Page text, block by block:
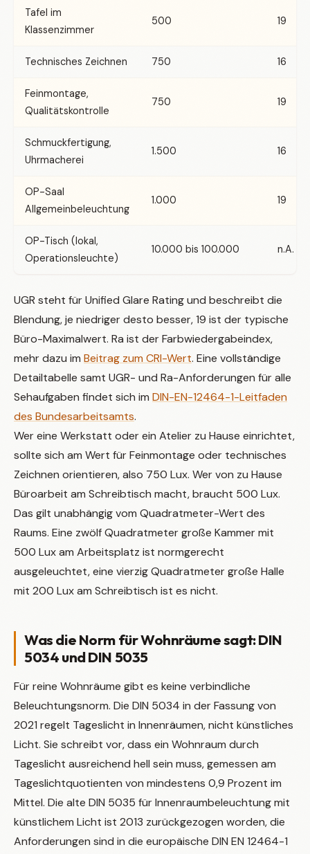
Tafel im
Klassenzimmer
500 19
Technisches Zeichnen 750 16
Feinmontage,
Qualitätskontrolle
750 19
Schmuckfertigung,
Uhrmacherei
1.500 16
OP-Saal
Allgemeinbeleuchtung
1.000 19
OP-Tisch (lokal,
Operationsleuchte)
10.000 bis 100.000 n.A.
UGR steht für Unified Glare Rating und beschreibt die
Blendung, je niedriger desto besser, 19 ist der typische
Büro-Maximalwert. Ra ist der Farbwiedergabeindex,
mehr dazu im Beitrag zum CRI-Wert. Eine vollständige
Detailtabelle samt UGR- und Ra-Anforderungen für alle
Sehaufgaben findet sich im DIN-EN-12464-1-Leitfaden
des Bundesarbeitsamts.
Wer eine Werkstatt oder ein Atelier zu Hause einrichtet,
sollte sich am Wert für Feinmontage oder technisches
Zeichnen orientieren, also 750 Lux. Wer von zu Hause
Büroarbeit am Schreibtisch macht, braucht 500 Lux.
Das gilt unabhängig vom Quadratmeter-Wert des
Raums. Eine zwölf Quadratmeter große Kammer mit
500 Lux am Arbeitsplatz ist normgerecht
ausgeleuchtet, eine vierzig Quadratmeter große Halle
mit 200 Lux am Schreibtisch ist es nicht.
Was die Norm für Wohnräume sagt: DIN
5034 und DIN 5035
Für reine Wohnräume gibt es keine verbindliche
Beleuchtungsnorm. Die DIN 5034 in der Fassung von
2021 regelt Tageslicht in Innenräumen, nicht künstliches
Licht. Sie schreibt vor, dass ein Wohnraum durch
Tageslicht ausreichend hell sein muss, gemessen am
Tageslichtquotienten von mindestens 0,9 Prozent im
Mittel. Die alte DIN 5035 für Innenraumbeleuchtung mit
künstlichem Licht ist 2013 zurückgezogen worden, die
Anforderungen sind in die europäische DIN EN 12464-1